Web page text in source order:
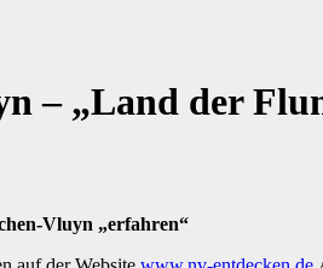
– „Land der
Vluyn „erfahren“